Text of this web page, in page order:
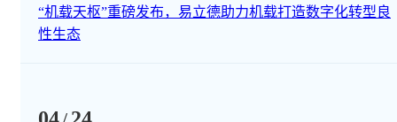
“机载天枢”重磅发布，易立德助力机载打造数字化转型良
性生态